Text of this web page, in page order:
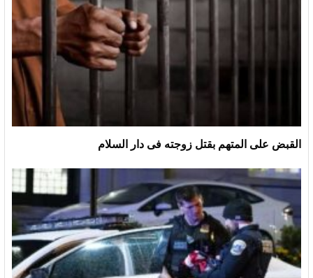
القبض على المتهم بقتل زوجته فى دار السلام